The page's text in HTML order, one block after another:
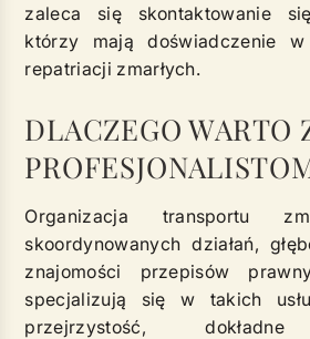
zaleca się skontaktowanie
którzy mają doświadczenie w
repatriacji zmarłych.
DLACZEGO WARTO
Organizacja transportu
skoordynowanych działań,
znajomości przepisów
specjalizują się w takich
przejrzystość, dokładne